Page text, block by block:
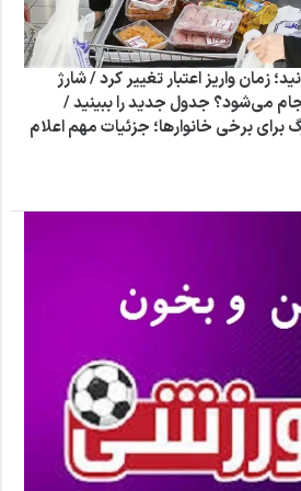
زمان واریز اعتبار تغییر کرد / شارژ
می‌شود؟ جدول جدید را ببینید /
برای برخی خانوارها؛ جزئیات مهم اعلام